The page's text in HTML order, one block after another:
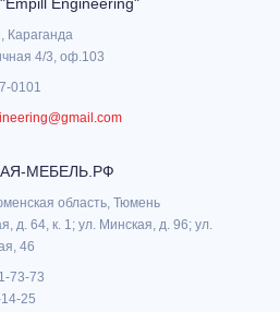
Караганда
4/3, оф.103
0101
МЕБЕЛЬ.РФ
область, Тюмень
д. 64, к. 1; ул. Минская, д. 96; ул.
46
73-73
25